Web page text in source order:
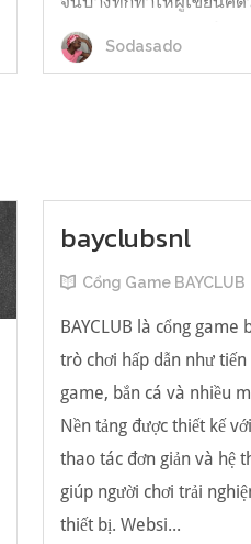
คิดถึงคนอื่นได้ขนาดนี้นะอ
มารยาทดีขนาดไหน มาล
Sodasado
bayclubsnl
Cổng Game BAYCLUB
BAYCLUB là cổng game
trò chơi hấp dẫn như
game, bắn cá và nhiều
Nền tảng được thiết kế
thao tác đơn giản và hệ
giúp người chơi trải
thiết bị. Websi...